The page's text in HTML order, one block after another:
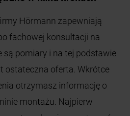
otrzymasz informację o
montażu. Najpierw
stare drzwi zewnętrzne (w
następnie zamontowane
firmy Hörmann – z reguły